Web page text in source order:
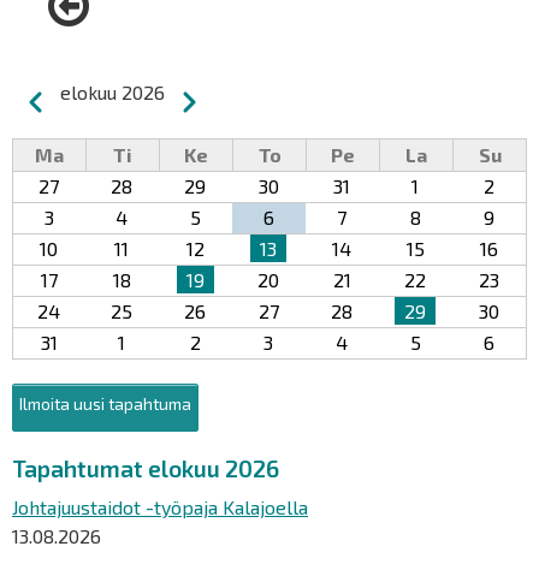
Sivutus
Edellinen
elokuu 2026 Seuraava
Ma Ti Ke To Pe La
Su
27
28 29 30 31 1
2
3
4 5 6 7 8
9
10
11 12 13 14 15
16
17
18 19 20 21 22
23
24
25 26 27 28 29
30
31
1 2 3 4 5 6
Ilmoita uusi tapahtuma
Tapahtumat elokuu 2026
Johtajuustaidot -työpaja Kalajoella
13.08.2026